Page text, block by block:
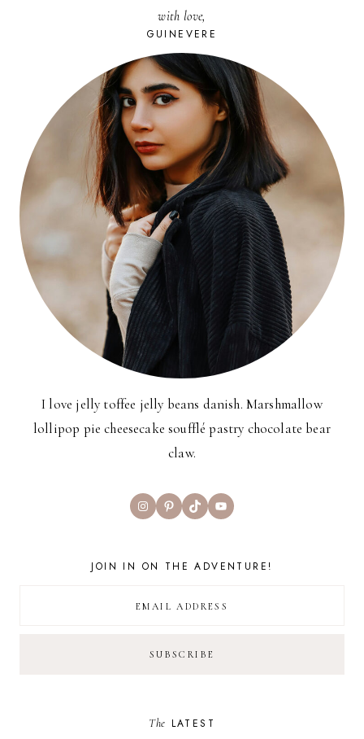
with love,
GUINEVERE
I love jelly toffee jelly beans danish. Marshmallow
lollipop pie cheesecake soufflé pastry chocolate bear
claw.
InstagramPinterest
TikTokYouTube
JOIN IN ON THE ADVENTURE!
The LATEST